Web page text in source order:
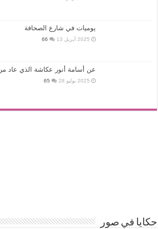
يوميات في شارع الصحافة
2025 أبريل 13 66
عن أسامة أنور عكاشة الذي عاد من
2025 يوليو 28 65
حكايا في صور